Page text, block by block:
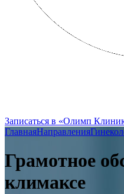
Записаться в «Олимп
ГлавнаяНаправления
Грамотное
климаксе